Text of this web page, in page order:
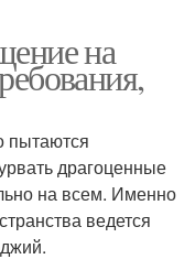
на
пытаются
драгоценные
на всем. Именно
ведется